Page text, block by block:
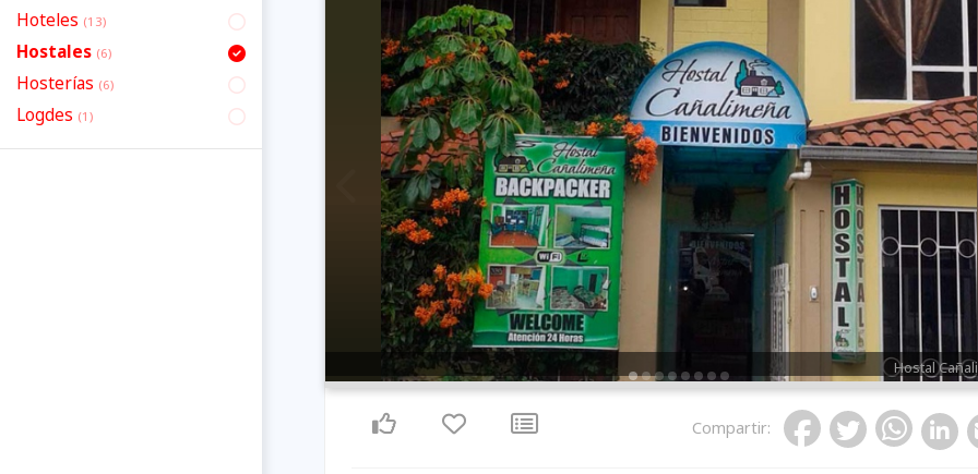
Hoteles (13)
Hostales (6)
Hosterías (6)
Logdes (1)
Previous
Hostal
Hostal
Hostal
Hostal
Hostal
Hostal
Hostal
Hostal
Compartir: